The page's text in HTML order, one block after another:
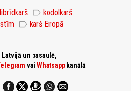
label kodolkarš
label karš Eiropā
un pasaulē,
vai Whatsapp kanālā